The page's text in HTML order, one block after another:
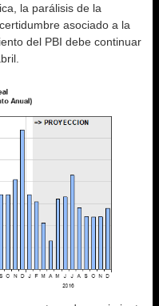
la parálisis de la
asociado a la
del PBI debe continuar